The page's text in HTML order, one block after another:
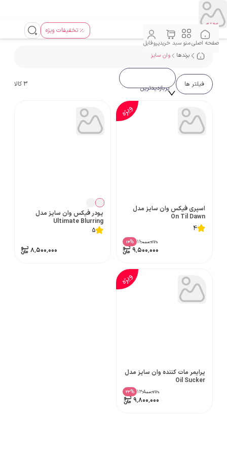
تخفیفات ویژه
صفحه اصلیمنو سبد خریدپروفایل
برندها
وان سایز
پربازدیدترین فیلتر ها 3 کالا
ویژه
اسپری فیکس وان سایز مدل
On Til Dawn
4
۱۱٬۰۰۰٬۰۰۰ %
14
۹٬۵۰۰٬۰۰۰
پودر فیکس وان سایز مدل
Ultimate Blurring
5
۸٬۵۰۰٬۰۰۰
ویژه
پرایمر مات کننده وان سایز مدل
Oil Sucker
۱۲٬۸۰۰٬۰۰۰ %
23
۹٬۸۰۰٬۰۰۰